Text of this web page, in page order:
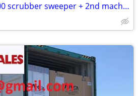
Working Tennant 8300 scrubber sweeper + 2nd machine included in price